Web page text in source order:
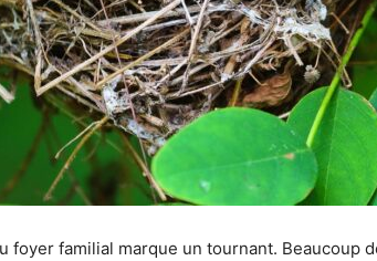
foyer familial marque un tournant. Beaucoup